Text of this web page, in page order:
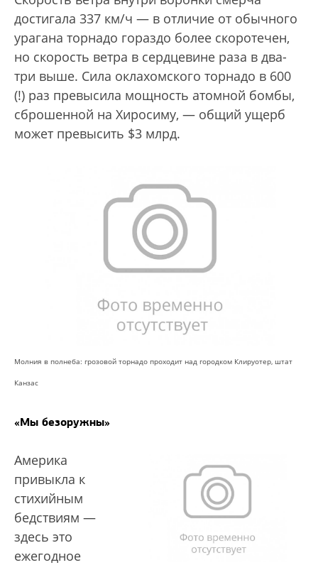
достигала 337 км/ч — в отличие от обычного
урагана торнадо гораздо более скоротечен,
но скорость ветра в сердцевине раза в два-
три выше. Сила оклахомского торнадо в 600
(!) раз превысила мощность атомной бомбы,
сброшенной на Хиросиму, — общий ущерб
может превысить $3 млрд.
Молния в полнеба: грозовой торнадо проходит над городком Клируотер, штат
Канзас
«Мы безоружны»
Америка
привыкла к
стихийным
бедствиям —
здесь это
ежегодное